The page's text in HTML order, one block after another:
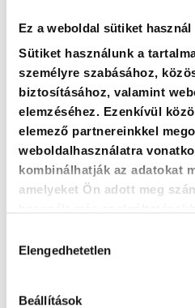
Ez a weboldal sütiket használ
Sütiket használunk a
személyre szabásához,
biztosításához, valamint
elemzéséhez. Ezenkívül
elemező partnereinkkel
weboldalhasználatra
kombinálhatják az adatokat
amelyeket Ön adott meg
kiválasztása
Elengedhetetlen
Beállítások
* Elolvastam és elfogadom
szabályzatot